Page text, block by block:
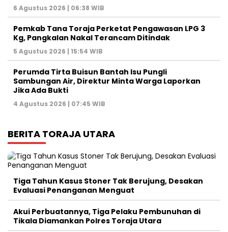
6 Agustus 2026 | 06:38 WIB
Pemkab Tana Toraja Perketat Pengawasan LPG 3
Kg, Pangkalan Nakal Terancam Ditindak
5 Agustus 2026 | 15:54 WIB
Perumda Tirta Buisun Bantah Isu Pungli
Sambungan Air, Direktur Minta Warga Laporkan
Jika Ada Bukti
4 Agustus 2026 | 07:45 WIB
BERITA TORAJA UTARA
Tiga Tahun Kasus Stoner Tak Berujung, Desakan
Evaluasi Penanganan Menguat
Akui Perbuatannya, Tiga Pelaku Pembunuhan di
Tikala Diamankan Polres Toraja Utara